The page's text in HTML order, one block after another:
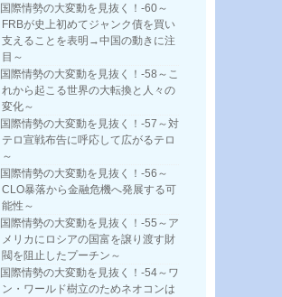
国際情勢の大変動を見抜く！-60～
FRBが史上初めてジャンク債を買い
支えることを表明→中国の動きに注
目～
国際情勢の大変動を見抜く！-58～こ
れから起こる世界の大転換と人々の
変化～
国際情勢の大変動を見抜く！-57～対
テロ宣戦布告に呼応して広がるテロ
～
国際情勢の大変動を見抜く！-56～
CLO暴落から金融危機へ発展する可
能性～
国際情勢の大変動を見抜く！-55～ア
メリカにロシアの国富を譲り渡す財
閥を阻止したプーチン～
国際情勢の大変動を見抜く！-54～ワ
ン・ワールド樹立のためネオコンは